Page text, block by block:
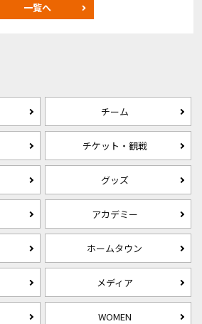
一覧へ
チーム
チケット・観戦
グッズ
アカデミー
ホームタウン
メディア
WOMEN